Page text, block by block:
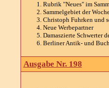
Rubrik "Neues" im
Sammelgebiet der
Christoph Fuhrken und
Neue Werbepartner
Damaszierte Schwerter
Berliner Antik- und
Ausgabe Nr. 198